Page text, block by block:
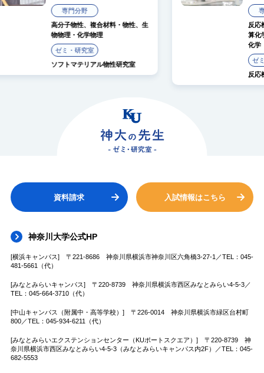
反応機構解析、レーザー化学、計
反応機構解析研究室
資料請求 入試情報はこちら
神奈川大学公式HP
[横浜キャンパス] 〒221-8686 神奈川県横浜市神奈川区六角橋3-27-1／TEL：045-
481-5661（代）
[みなとみらいキャンパス] 〒220-8739 神奈川県横浜市西区みなとみらい4-5-3／
TEL：045-664-3710（代）
[中山キャンパス（附属中・高等学校）] 〒226-0014 神奈川県横浜市緑区台村町
800／TEL：045-934-6211（代）
[みなとみらいエクステンションセンター（KUポートスクエア）] 〒220-8739 神
奈川県横浜市西区みなとみらい4-5-3（みなとみらいキャンパス内2F）／TEL：045-
682-5553